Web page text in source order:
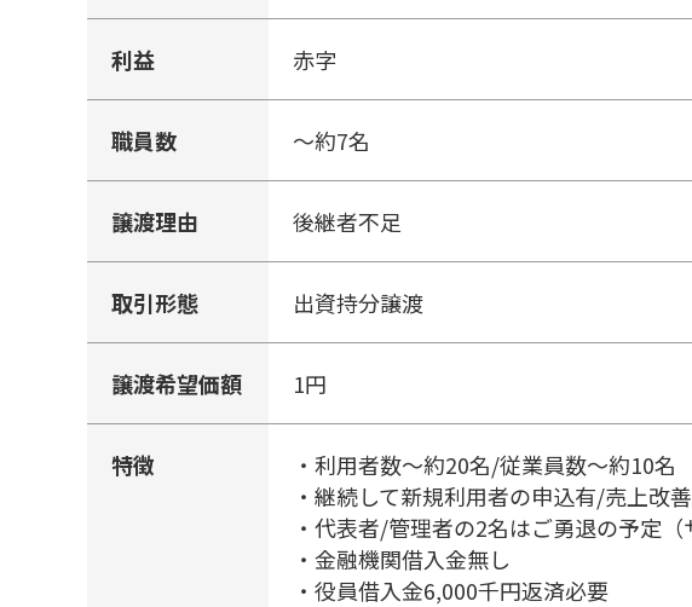
利益 赤字
職員数 ～約7名
譲渡理由 後継者不足
取引形態 出資持分譲渡
譲渡希望価額 1円
特徴
・利用者数～約20名/従業員数～約10名
・継続して新規利用者の申込有/売上改
・代表者/管理者の2名はご勇退の予定（
・金融機関借入金無し
・役員借入金6,000千円返済必要